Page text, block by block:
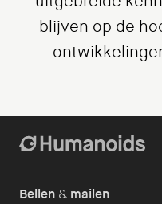
blijven op de
Bellen & mailen